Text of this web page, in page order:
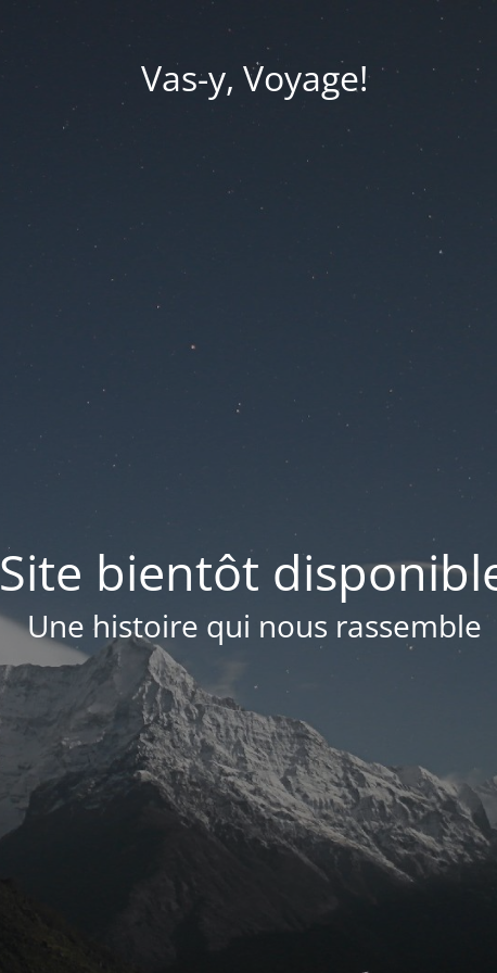
Vas-y, Voyage!
Site bientôt
Une histoire qui nous rassemble